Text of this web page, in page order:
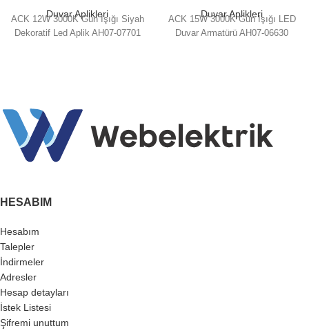
Duvar Aplikleri
ACK 12W 3000K Gün Işığı Siyah
Dekoratif Led Aplik AH07-07701
Duvar Aplikleri
ACK 15W 3000K Gün Işığı LED
Duvar Armatürü AH07-06630
HESABIM
Hesabım
Talepler
İndirmeler
Adresler
Hesap detayları
İstek Listesi
Şifremi unuttum